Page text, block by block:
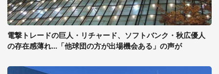
電撃トレードの巨人・リチャード、ソフトバンク・秋広優人
の存在感薄れ...「他球団の方が出場機会ある」の声が